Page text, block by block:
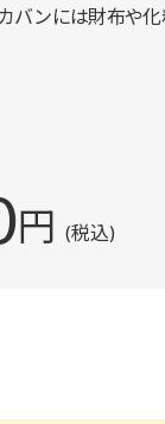
バンには財布や
円 (税込)